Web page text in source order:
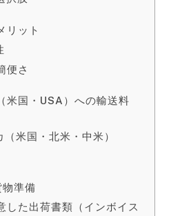
リット
便さ
米国・USA）への輸送料
米国・北米・中米）
準備
た出荷書類（インボイス